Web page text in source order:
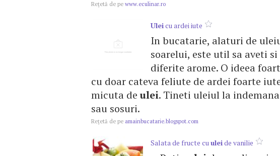
Reţetă de pe www.eculinar.ro
Uleicu ardei iute
In bucatarie, alaturi de
soarelui, este util sa aveti
diferite arome. O ideea
cu doar cateva feliute de ardei foarte
micuta deulei. Tineti uleiul la
sau sosuri.
Reţetă de pe amainbucatarie.blogspot.com
Salata de fructe cuuleide vanilie